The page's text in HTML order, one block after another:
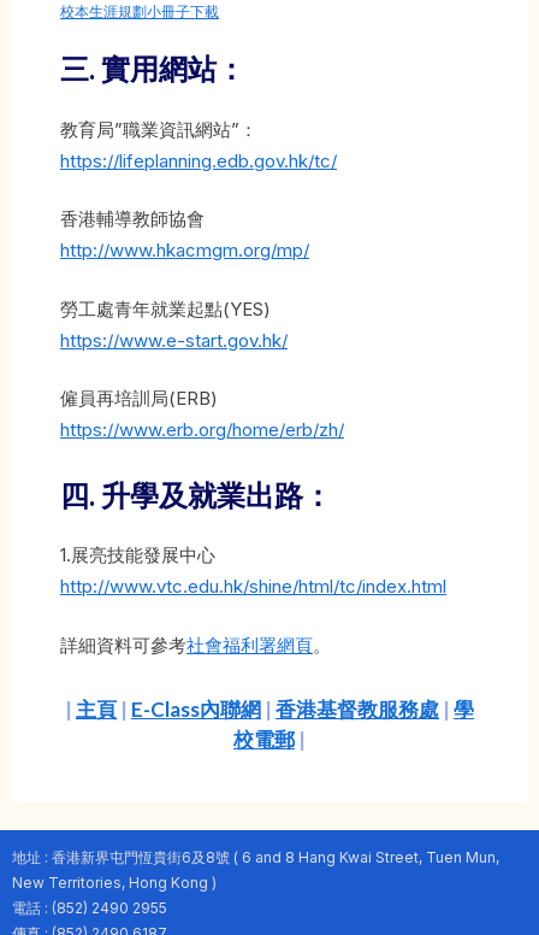
校本生涯規劃小冊子下載
三. 實用網站：
教育局”職業資訊網站”：
https://lifeplanning.edb.gov.hk/tc/
香港輔導教師協會
http://www.hkacmgm.org/mp/
勞工處青年就業起點(YES)
https://www.e-start.gov.hk/
僱員再培訓局(ERB)
https://www.erb.org/home/erb/zh/
四. 升學及就業出路：
1.展亮技能發展中心
http://www.vtc.edu.hk/shine/html/tc/index.html
詳細資料可參考社會福利署網頁。
| 主頁 | E-Class內聯網 | 香港基督教服務處 | 學
校電郵 |
地址 : 香港新界屯門恆貴街6及8號 ( 6 and 8 Hang Kwai Street, Tuen Mun,
New Territories, Hong Kong )
電話 : (852) 2490 2955